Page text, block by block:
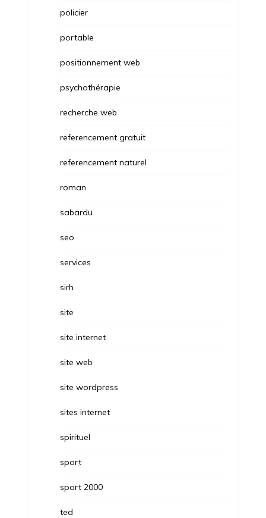
policier
portable
positionnement web
psychothérapie
recherche web
referencement gratuit
referencement naturel
roman
sabardu
seo
services
sirh
site
site internet
site web
site wordpress
sites internet
spirituel
sport
sport 2000
ted